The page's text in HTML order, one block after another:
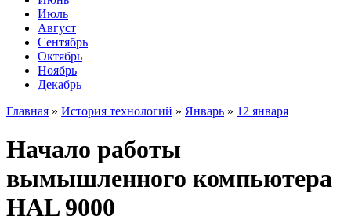
Июль
Август
Сентябрь
Октябрь
Ноябрь
Декабрь
Главная » История технологий » Январь » 12 января
Начало работы
вымышленного компьютера
HAL 9000